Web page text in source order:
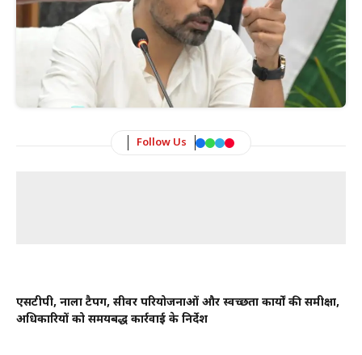
Follow Us
एसटीपी, नाला टैपिंग, सीवर परियोजनाओं और स्वच्छता कार्यों की समीक्षा,
अधिकारियों को समयबद्ध कार्रवाई के निर्देश